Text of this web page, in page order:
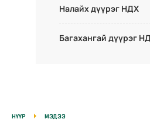
Налайх дүүрэг НДХ
Багахангай дүүрэг
НҮҮР МЭДЭЭ